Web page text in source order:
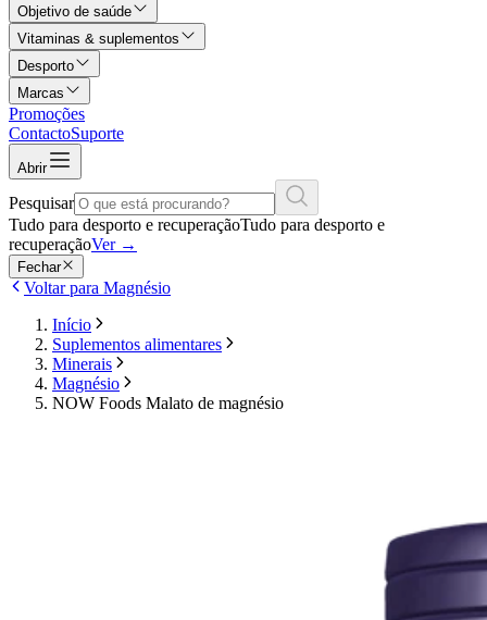
Objetivo de saúde
Vitaminas & suplementos
Desporto
Marcas
Promoções
ContactoSuporte
Abrir
Pesquisar
Tudo para desporto e recuperaçãoTudo para desporto e
recuperaçãoVer →
Fechar
Voltar para Magnésio
Início
Suplementos alimentares
Minerais
Magnésio
NOW Foods Malato de magnésio